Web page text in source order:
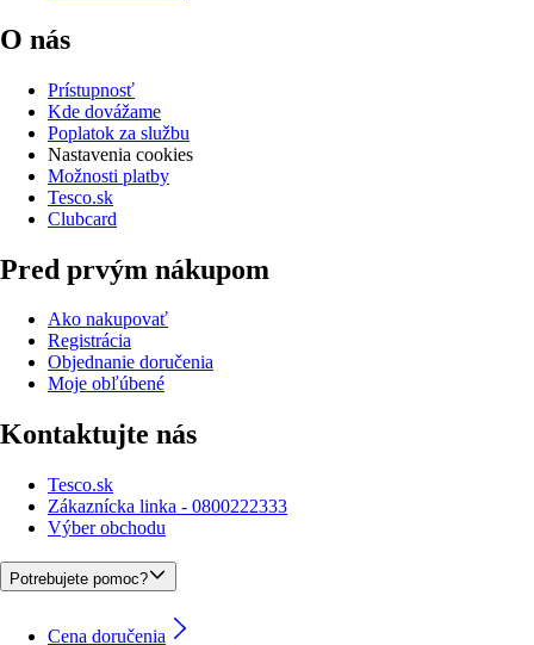
O nás
Prístupnosť
Kde dovážame
Poplatok za službu
Nastavenia cookies
Možnosti platby
Tesco.sk
Clubcard
Pred prvým nákupom
Ako nakupovať
Registrácia
Objednanie doručenia
Moje obľúbené
Kontaktujte nás
Tesco.sk
Zákaznícka linka - 0800222333
Výber obchodu
Potrebujete pomoc?
Cena doručenia